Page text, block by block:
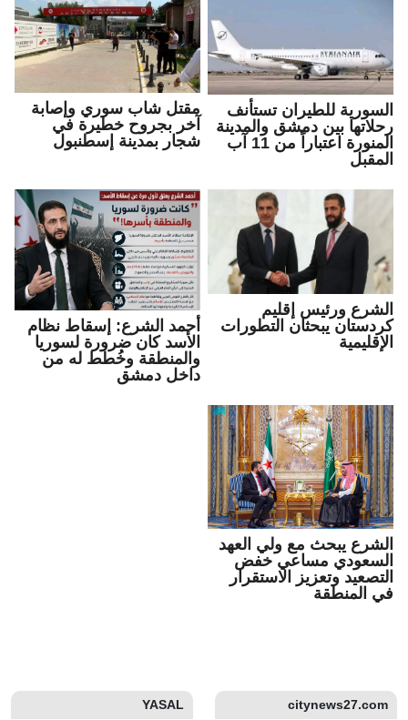
السورية للطيران تستأنف
رحلاتها بين دمشق والمدينة
المنورة اعتباراً من 11 آب
المقبل
مقتل شاب سوري وإصابة
آخر بجروح خطيرة في
شجار بمدينة إسطنبول
الشرع ورئيس إقليم
كردستان يبحثان التطورات
الإقليمية
أحمد الشرع: إسقاط نظام
الأسد كان ضرورة لسوريا
والمنطقة وخُطط له من
داخل دمشق
الشرع يبحث مع ولي العهد
السعودي مساعي خفض
التصعيد وتعزيز الاستقرار
في المنطقة
citynews27.com
YASAL